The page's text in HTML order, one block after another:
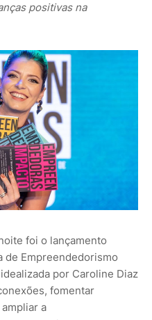
positivas na
foi o lançamento
de Empreendedorismo
por Caroline Diaz
fomentar
a